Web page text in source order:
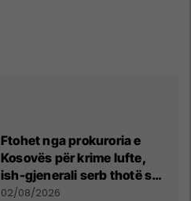
Ftohet nga prokuroria e
Kosovës për krime lufte,
ish-gjenerali serb thotë se
dikush e tradhtoi në
02/08/2026